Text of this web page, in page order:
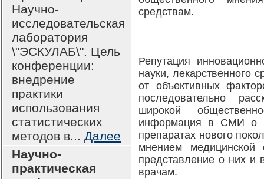
Научно-
исследовательская
лаборатория
\"ЭСКУЛАБ\". Цель
конференции:
внедрение
практики
использования
статистических
методов в... Далее
Научно-
практическая
средствам.
Репутация
науки, лекарственного
от объективных
последовательно
широкой
информация в СМИ о
препаратах нового
мнением медицинской
представление о них и
врачам.